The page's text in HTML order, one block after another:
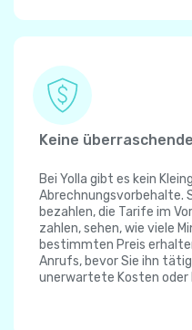
Keine
Bei Yolla gibt es kein
Abrechnungsvorbehalte.
bezahlen, die Tarife im
zahlen, sehen, wie viele
bestimmten Preis
Anrufs, bevor Sie ihn
unerwartete Kosten oder